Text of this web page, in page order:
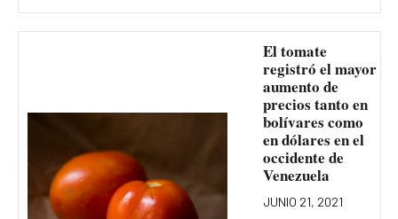
El tomate
registró el mayor
aumento de
precios tanto en
bolívares como
en dólares en el
occidente de
Venezuela
JUNIO 21, 2021